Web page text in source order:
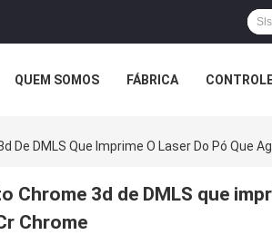
QUEM SOMOS FÁBRICA
De DMLS Que Imprime O Laser Do Pó Que
Chrome 3d de DMLS que
Chrome